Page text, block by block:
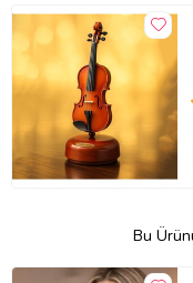
Bu